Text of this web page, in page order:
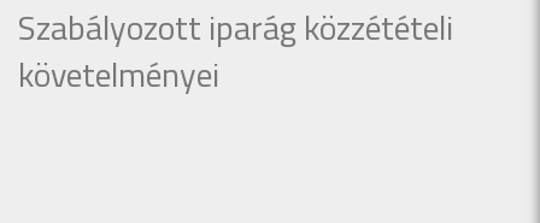
Szabályozott iparág közzétételi
követelményei